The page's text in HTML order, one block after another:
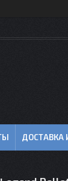
ДОСТАВКА